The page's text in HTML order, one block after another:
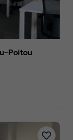
Poitou